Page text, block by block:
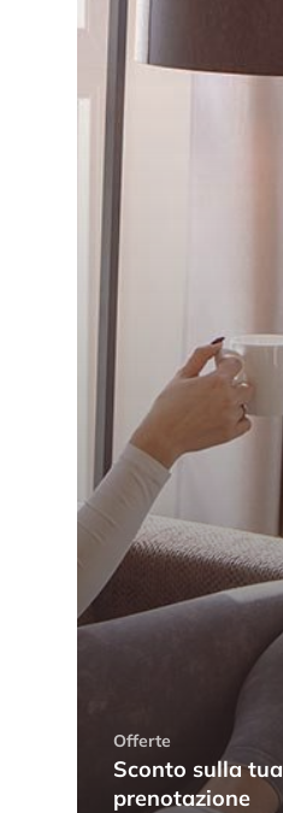
Offerte
Sconto sulla tua
prenotazione